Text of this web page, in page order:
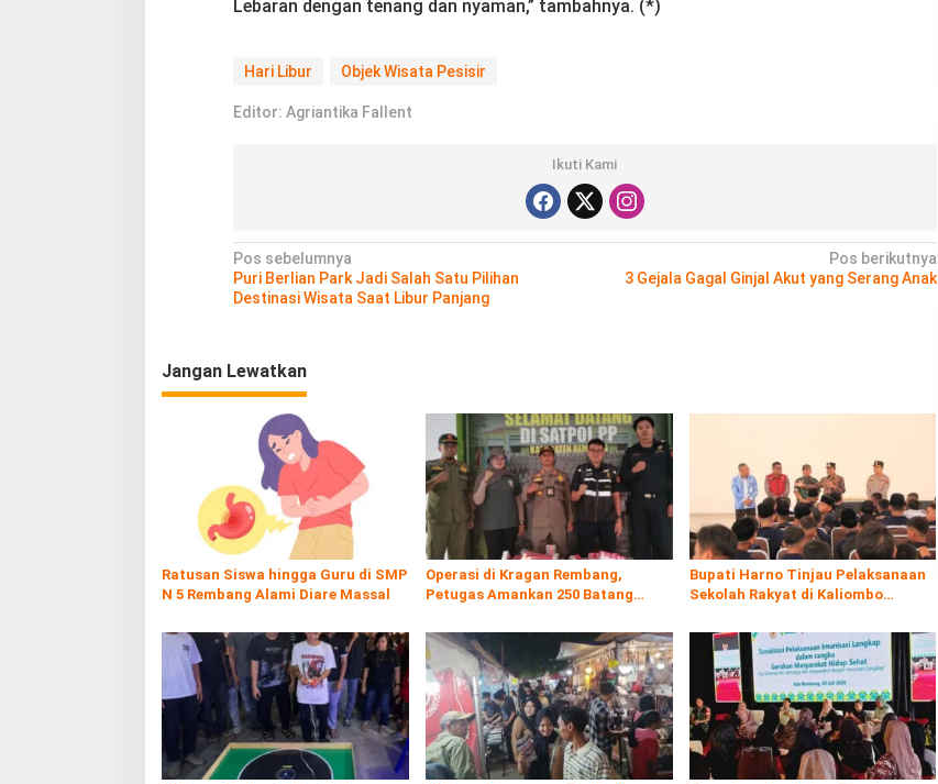
Lebaran dengan tenang dan nyaman,” tambahnya. (*)
Hari Libur Objek Wisata Pesisir
Editor: Agriantika Fallent
Ikuti Kami
N
a
g
i
p
o
s
Pos sebelumnya
Puri Berlian Park Jadi Salah Satu Pilihan
Destinasi Wisata Saat Libur Panjang
Pos berikutnya
3 Gejala Gagal Ginjal Akut yang Serang Anak
Jangan Lewatkan
Ratusan Siswa hingga Guru di SMP
N 5 Rembang Alami Diare Massal
Operasi di Kragan Rembang,
Petugas Amankan 250 Batang
Bupati Harno Tinjau Pelaksanaan
Sekolah Rakyat di Kaliombo